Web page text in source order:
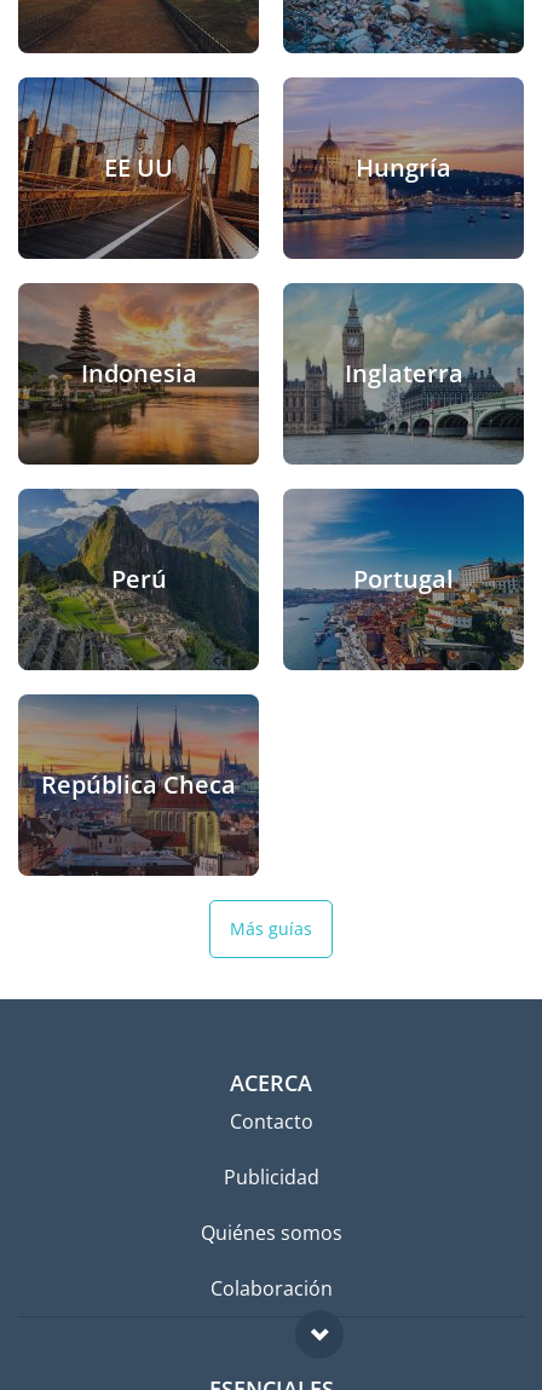
EE UU Hungría
Indonesia Inglaterra
Perú Portugal
República Checa
Más guías
ACERCA
Contacto
Publicidad
Quiénes somos
Colaboración